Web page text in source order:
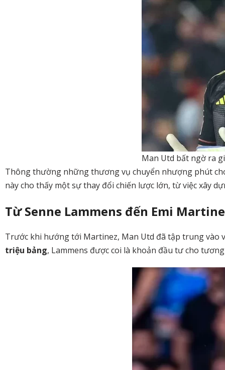
Man Utd bất ngờ ra
Thông thường những thương vụ chuyển nhượng phút
này cho thấy một sự thay đổi chiến lược lớn, từ việc xây
Từ Senne Lammens đến Emi
Trước khi hướng tới Martinez, Man Utd đã tập trung vào
triệu bảng, Lammens được coi là khoản đầu tư cho